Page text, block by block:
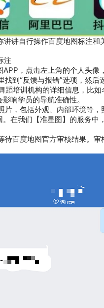
自行操作百度地图标注和
注
，点击左上角的个人头像，
“反馈与报错”选项，然后选
培训机构的详细信息，比如
响学员的导航准确性。
，包括外观、内部环境等，
。在我们【准星图】的服务
度地图官方审核结果。审